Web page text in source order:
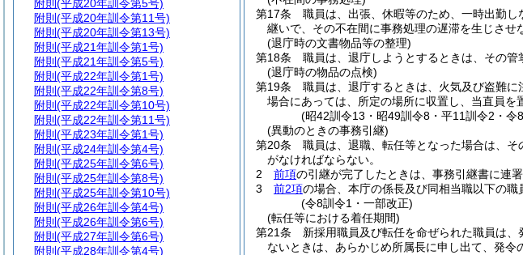
第17条
職員は、出張、休暇等のため、一時出勤
継いで、その不在間に事務処理の遅滞を生じさせ
(退庁時の文書物品等の整理)
第18条
職員は、退庁しようとするときは、その管
(退庁時の物品の点検)
第19条
職員は、退庁するときは、火気及び盗難
場合にあっては、所定の場所に収置し、当直員を
(昭42訓令13・昭49訓令8・平11訓令2・令
(異動のときの事務引継)
第20条
職員は、退職、転任等となった場合は、
がなければならない。
2
前項の引継が完了したときは、事務引継書に連
3
前2項の場合、本庁の係長及び同相当職以下の職
(令8訓令1・一部改正)
(転任等における着任期間)
第21条
新採用職員及び転任を命ぜられた職員は、
ないときは、あらかじめ所属長に申し出て、発令
附則 (平成20年訓令第5号)
附則 (平成20年訓令第11号)
附則 (平成20年訓令第13号)
附則 (平成21年訓令第1号)
附則 (平成21年訓令第5号)
附則 (平成22年訓令第1号)
附則 (平成22年訓令第8号)
附則 (平成22年訓令第10号)
附則 (平成22年訓令第11号)
附則 (平成23年訓令第1号)
附則 (平成24年訓令第4号)
附則 (平成25年訓令第6号)
附則 (平成25年訓令第8号)
附則 (平成25年訓令第10号)
附則 (平成26年訓令第4号)
附則 (平成26年訓令第6号)
附則 (平成27年訓令第6号)
附則 (平成28年訓令第4号)